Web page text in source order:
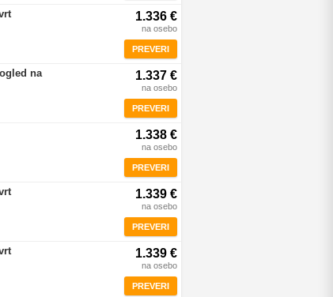
1.336 €
na osebo
PREVERI
na
1.337 €
na osebo
PREVERI
1.338 €
na osebo
PREVERI
1.339 €
na osebo
PREVERI
1.339 €
na osebo
PREVERI